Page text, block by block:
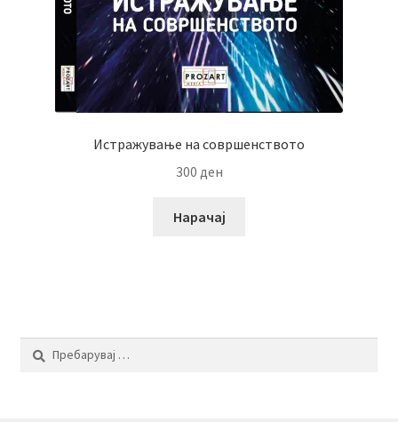
Истражување на совршенството
300 ден
Нарачај
Пребарувај